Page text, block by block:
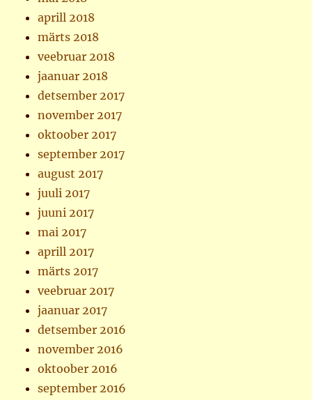
aprill 2018
märts 2018
veebruar 2018
jaanuar 2018
detsember 2017
november 2017
oktoober 2017
september 2017
august 2017
juuli 2017
juuni 2017
mai 2017
aprill 2017
märts 2017
veebruar 2017
jaanuar 2017
detsember 2016
november 2016
oktoober 2016
september 2016